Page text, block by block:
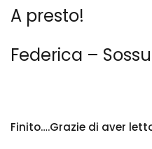
A presto!
Federica –
Finito….Grazie di aver